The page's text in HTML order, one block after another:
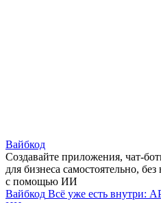
Вайбкод
Создавайте приложения, чат-
для бизнеса самостоятельно,
с помощью ИИ
Вайбкод Всё уже есть внутри: